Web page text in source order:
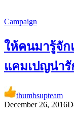
Campaign
ให้คนมารู้จั
แคมเปญน่า
thumbsupteam
December 26, 2016